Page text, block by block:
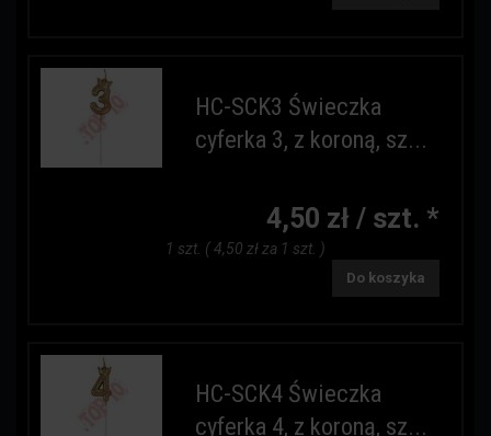
HC-SCK3 Świeczka
cyferka 3, z koroną, sz...
4,50 zł / szt. *
1 szt. ( 4,50 zł za 1 szt. )
Do koszyka
HC-SCK4 Świeczka
cyferka 4, z koroną, sz...